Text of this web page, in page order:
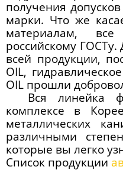
получения
марки. Что же
материалам,
российскому ГОСТу.
всей продукции,
OIL,
OIL прошли
Вся линейка
комплексе в
металлических
различными
которые вы легко
Список продукции